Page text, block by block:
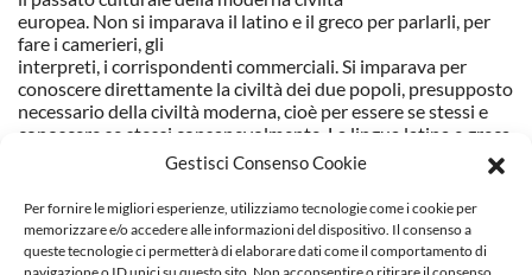
Gestisci Consenso Cookie
Per fornire le migliori esperienze, utilizziamo tecnologie come i cookie per
memorizzare e/o accedere alle informazioni del dispositivo. Il consenso a
queste tecnologie ci permetterà di elaborare dati come il comportamento di
europea. Non si imparava il latino e il greco per parlarli, per
fare i camerieri, gli
interpreti, i corrispondenti commerciali. Si imparava per
conoscere direttamente la civiltà dei due popoli, presupposto
necessario della civiltà moderna, cioè per essere se stessi e
conoscere se stessi consapevolmente. La lingua latina e greca
si imparava secondo grammatica, meccanicamente; ma c’è
molta ingiustizia e improprietà nell’accusa di meccanicità e di
aridità. Si ha che fare con ragazzetti, ai quali occorre far
contrarre certe abitudini di diligenza, di esattezza, di
compostezza anche fisica, di concentrazione psichica su
determinati soggetti che